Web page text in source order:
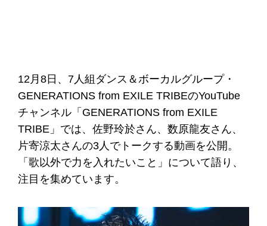
12月8日、7人組ダンス＆ボーカルグループ・
GENERATIONS from EXILE TRIBEのYouTube
チャンネル「GENERATIONS from EXILE
TRIBE」では、佐野玲於さん、数原龍友さん、
片寄涼太さんの3人でトークする動画を公開。
「歌以外で力を入れたいこと」について語り、
注目を集めています。